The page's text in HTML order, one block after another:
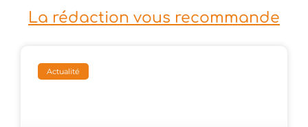
La rédaction vous recommande
Actualité